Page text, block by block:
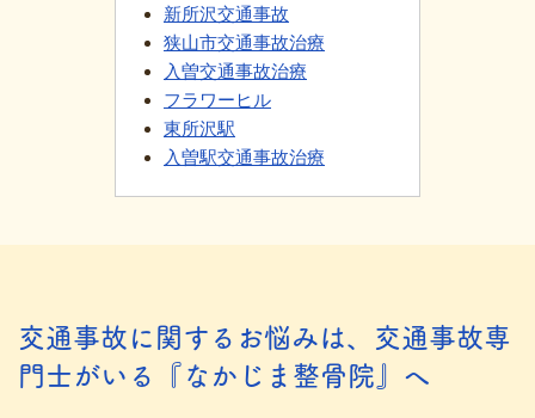
新所沢交通事故
狭山市交通事故治療
入曽交通事故治療
フラワーヒル
東所沢駅
入曽駅交通事故治療
交通事故に関するお悩みは、交通事故専
門士がいる『なかじま整骨院』へ